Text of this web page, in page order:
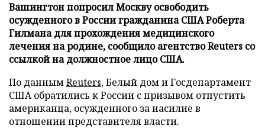
Вашингтон попросил Москву освободить
осужденного в России гражданина США Роберта
Гилмана для прохождения медицинского
лечения на родине, сообщило агентство Reuters со
ссылкой на должностное лицо США.
По даннымReuters, Белый дом и Госдепартамент
США обратились к России с призывом отпустить
американца, осужденного за насилие в
отношении представителя власти.